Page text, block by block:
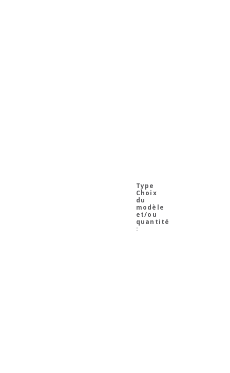
Choix
du
modèle
et/ou
quantité
: